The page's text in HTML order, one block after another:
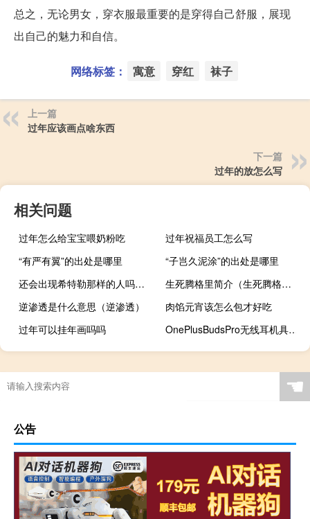
总之，无论男女，穿衣服最重要的是穿得自己舒服，展现
出自己的魅力和自信。
网络标签： 寓意 穿红 袜子
上一篇
过年应该画点啥东西
下一篇
过年的放怎么写
相关问题
过年怎么给宝宝喂奶粉吃
过年祝福员工怎么写
“有严有翼”的出处是哪里
“子岂久泥涂”的出处是哪里
还会出现希特勒那样的人吗（希特勒被证实是外星人）
生死腾格里简介（生死腾格里）
逆渗透是什么意思（逆渗透）
肉馅元宵该怎么包才好吃
过年可以挂年画吗吗
OnePlusBudsPro无线耳机具有自适应降噪功能总电池寿命长达38小时
☚
公告